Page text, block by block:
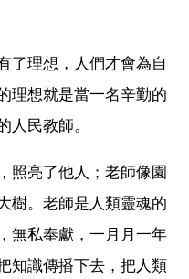
了理想，人們才會為自
理想就是當一名辛勤的
民教師。
照亮了他人；老師像園
樹。老師是人類靈魂的
無私奉獻，一月月一年
知識傳播下去，把人類